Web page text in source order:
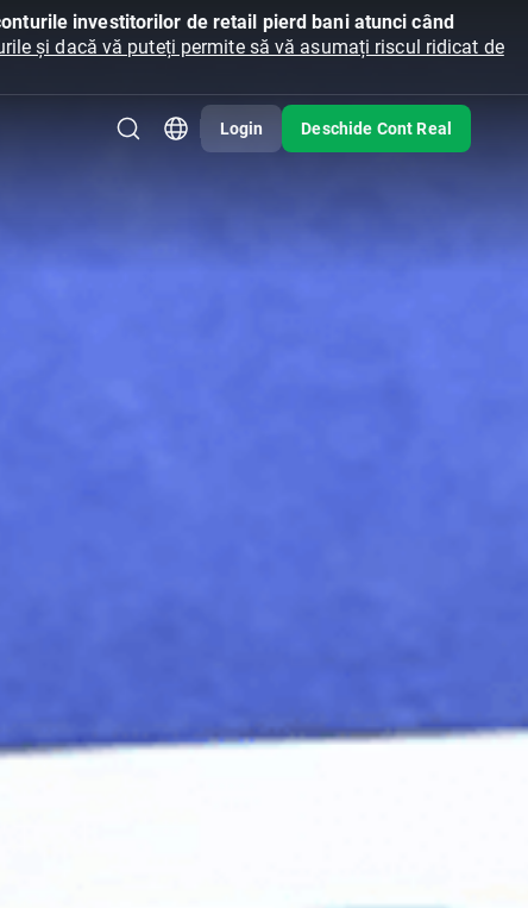
investitorilor de retail pierd bani atunci când
și dacă vă puteți permite să vă asumați riscul ridicat de
Login Deschide Cont Real